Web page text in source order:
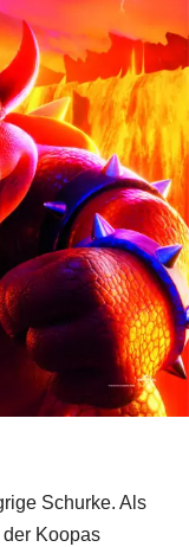
Schurke. Als
Koopas